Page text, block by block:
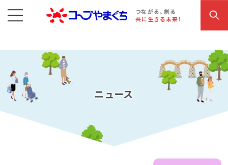
つながる、創る
共に生きる未来！
コープやまぐち お買い物・サービス こだわり商品 参加・イベント情報
ニュース